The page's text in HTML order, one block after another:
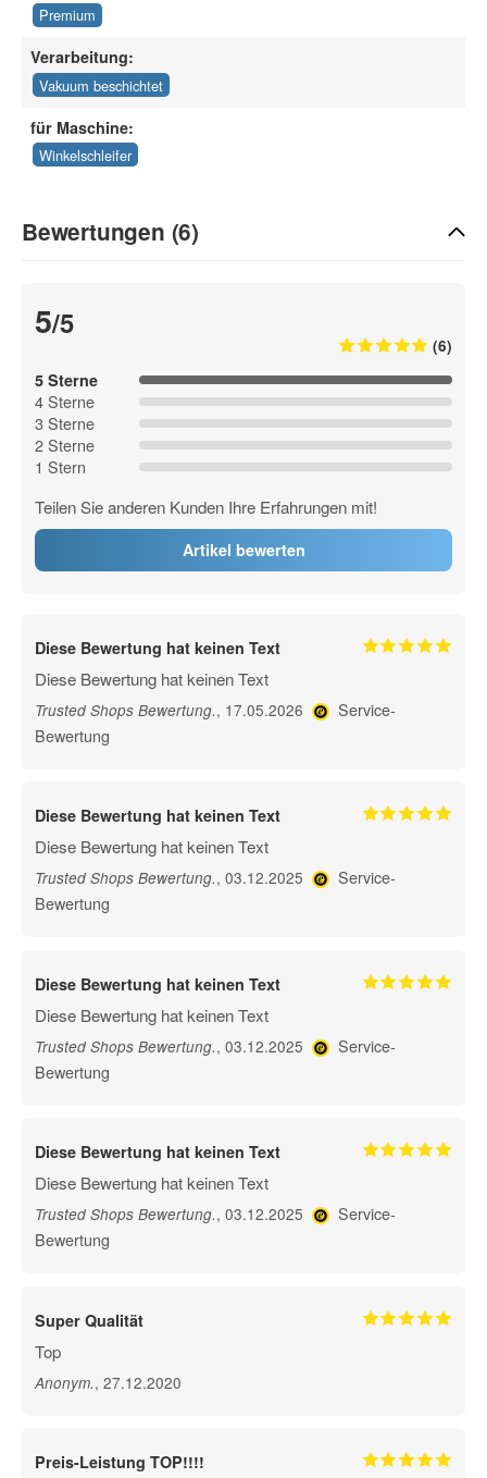
Premium
Verarbeitung:
Vakuum beschichtet
für Maschine:
Winkelschleifer
Bewertungen (6)
5/5
(6)
5 Sterne
4 Sterne
3 Sterne
2 Sterne
1 Stern
Teilen Sie anderen Kunden Ihre Erfahrungen mit!
Artikel bewerten
Diese Bewertung hat keinen Text
Diese Bewertung hat keinen Text
Trusted Shops Bewertung., 17.05.2026
Service-
Bewertung
Diese Bewertung hat keinen Text
Diese Bewertung hat keinen Text
Trusted Shops Bewertung., 03.12.2025
Service-
Bewertung
Diese Bewertung hat keinen Text
Diese Bewertung hat keinen Text
Trusted Shops Bewertung., 03.12.2025
Service-
Bewertung
Diese Bewertung hat keinen Text
Diese Bewertung hat keinen Text
Trusted Shops Bewertung., 03.12.2025
Service-
Bewertung
Super Qualität
Top
Anonym., 27.12.2020
Preis-Leistung TOP!!!!